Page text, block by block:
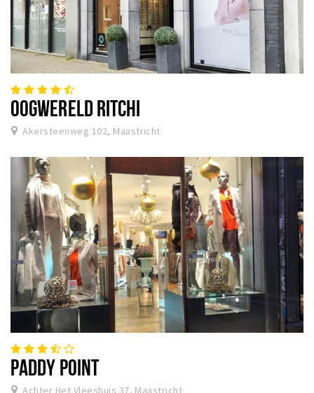
OOGWERELD RITCHI
Akersteenweg 102, Maastricht
PADDY POINT
Achter Het Vleeshuis 37, Maastricht